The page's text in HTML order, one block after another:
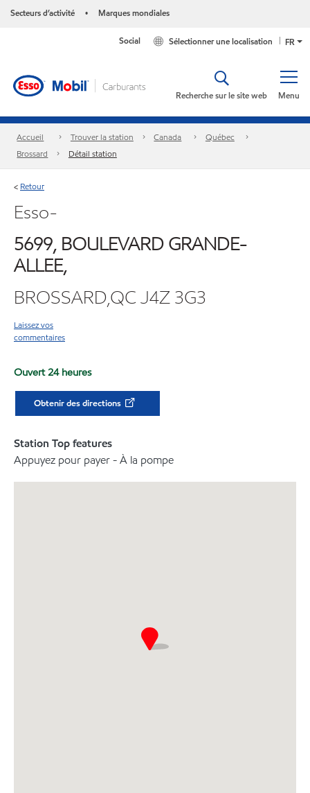
Secteurs d’activité • Marques mondiales
FR
Sélectionner une localisation
Social
Menu
Recherche sur le site web
Accueil Trouver la station Canada
Québec
Brossard
Détail station
< Retour
Esso-
5699, BOULEVARD GRANDE-
ALLEE,
BROSSARD,QC J4Z 3G3
Laissez vos
commentaires
Ouvert 24 heures
Obtenir des directions
Station Top features
Appuyez pour payer - À la pompe